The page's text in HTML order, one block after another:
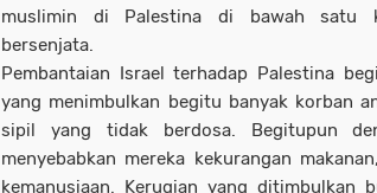
muslimin di Palestina di bawah satu
bersenjata.
Pembantaian Israel terhadap Palestina
yang menimbulkan begitu banyak korban
sipil yang tidak berdosa. Begitupun
menyebabkan mereka kekurangan
kemanusiaan. Kerugian yang ditimbulkan